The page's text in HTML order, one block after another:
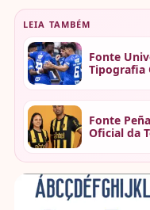
LEIA TAMBÉM
Fonte
Tipografia
Fonte
Oficial da